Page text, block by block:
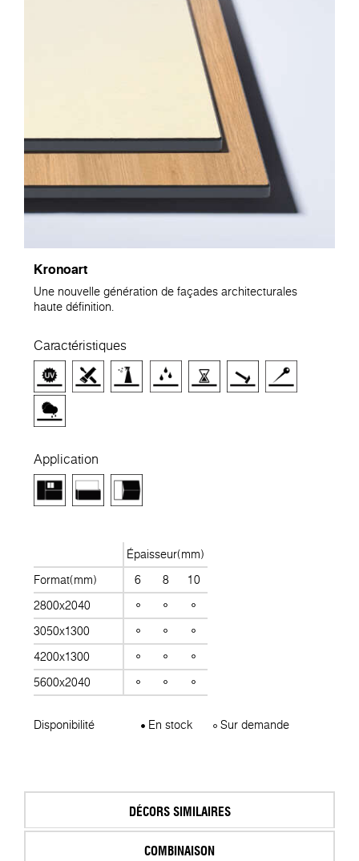
Kronoart
Une nouvelle génération de façades architecturales
haute définition.
Caractéristiques
Application
Épaisseur(mm)
Format(mm)
6 8
10
2800x2040
3050x1300
4200x1300
5600x2040
Disponibilité En stock Sur demande
DÉCORS SIMILAIRES
COMBINAISON